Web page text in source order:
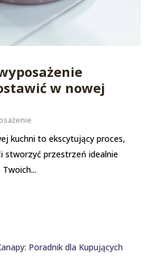
w nowej
kuchni to ekscytujący proces,
stworzyć przestrzeń idealnie